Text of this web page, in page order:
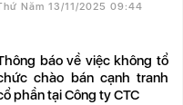
Năm 13/11/2025 09:44
không tổ
chào bán cạnh tranh
phần tại Công ty CTC